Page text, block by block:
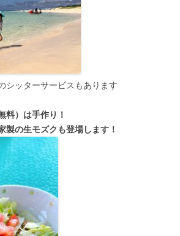
シッターサービスもあります
料）は手作り！
製の生モズクも登場します！